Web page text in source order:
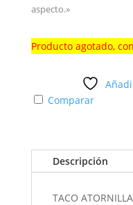
aspecto.»
Producto agotado,
Comparar
Descripción
TACO